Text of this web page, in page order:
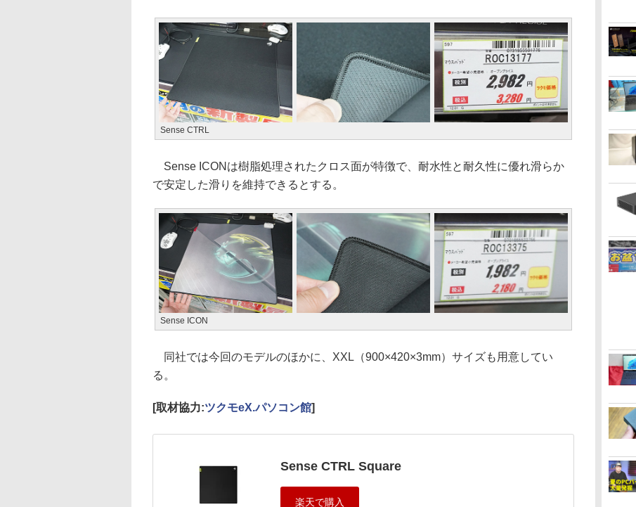
Sense CTRL
Sense ICONは樹脂処理されたクロス面が特徴で、耐水性と耐久性に優れ滑らか
で安定した滑りを維持できるとする。
Sense ICON
同社では今回のモデルのほかに、XXL（900×420×3mm）サイズも用意してい
る。
[取材協力:ツクモeX.パソコン館]
Sense CTRL Square